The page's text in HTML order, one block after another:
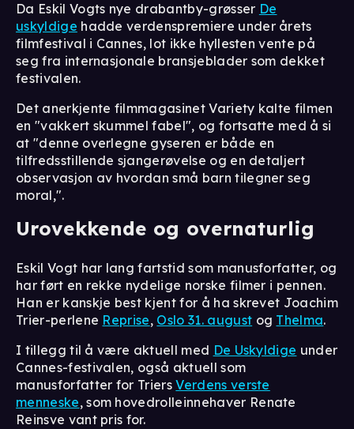
Da Eskil Vogts nye drabantby-grøsser De
uskyldige hadde verdenspremiere under årets
filmfestival i Cannes, lot ikke hyllesten vente på
seg fra internasjonale bransjeblader som dekket
festivalen.
Det anerkjente filmmagasinet Variety kalte filmen
en "vakkert skummel fabel", og fortsatte med å si
at "denne overlegne gyseren er både en
tilfredsstillende sjangerøvelse og en detaljert
observasjon av hvordan små barn tilegner seg
moral,".
Urovekkende og overnaturlig
Eskil Vogt har lang fartstid som manusforfatter, og
har ført en rekke nydelige norske filmer i pennen.
Han er kanskje best kjent for å ha skrevet Joachim
Trier-perlene Reprise, Oslo 31. august og Thelma.
I tillegg til å være aktuell med De Uskyldige under
Cannes-festivalen, også aktuell som
manusforfatter for TriersVerdens verste
menneske, som hovedrolleinnehaver Renate
Reinsve vant pris for.